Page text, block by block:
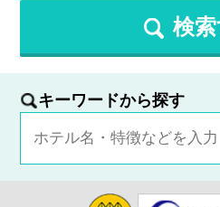
検
キーワードから探す